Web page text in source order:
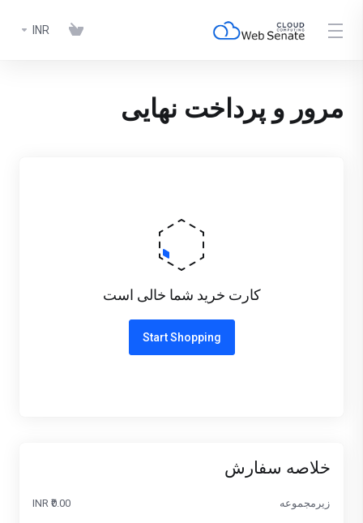
INR
مرور و پرداخت نهایی
کارت خرید شما خالی است
Start Shopping
خلاصه سفارش
زیرمجموعه ₹0.00 INR